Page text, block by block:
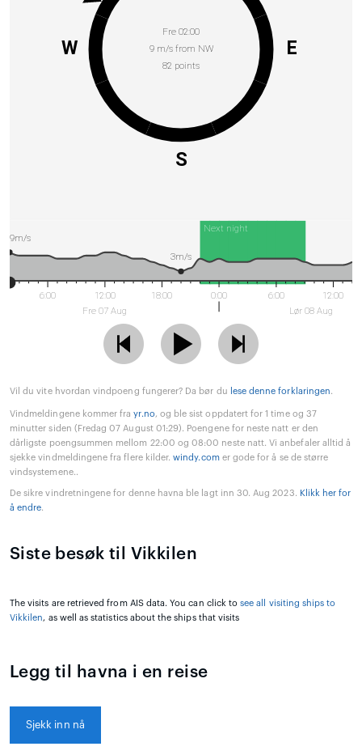
Fre 02:00
9 m/s from NW
82 points
E
S
W
Next night
6:00
12:00
Fre 07 Aug
18:00 0:00 6:00
12:00
Lør 08 Aug
9m/s
3m/s
Vil du vite hvordan vindpoeng fungerer? Da bør du lese denne forklaringen.
Vindmeldingene kommer frayr.no, og ble sist oppdatert for 1 time og 37
minutter siden (Fredag 07 August 01:29). Poengene for neste natt er den
dårligste poengsummen mellom 22:00 og 08:00 neste natt. Vi anbefaler alltid å
sjekke vindmeldingene fra flere kilder.windy.comer gode for å se de større
vindsystemene..
De sikre vindretningene for denne havna ble lagt inn 30. Aug 2023. Klikk her for
å endre.
Siste besøk til Vikkilen
The visits are retrieved from AIS data. You can click tosee all visiting ships to
Vikkilen, as well as statistics about the ships that visits
Legg til havna i en reise
Sjekk inn nå